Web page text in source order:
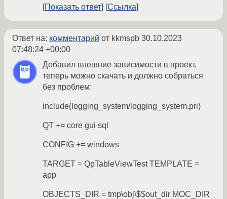
Показать ответ Ссылка
Ответ на: комментарий от kkmspb 30.10.2023
07:48:24 +00:00
Добавил внешние зависимости в проект,
теперь можно скачать и должно собраться
без проблем:
include(logging_system/logging_system.pri)
QT += core gui sql
CONFIG += windows
TARGET = QpTableViewTest TEMPLATE =
app
OBJECTS_DIR = tmp\obj\$$out_dir MOC_DIR